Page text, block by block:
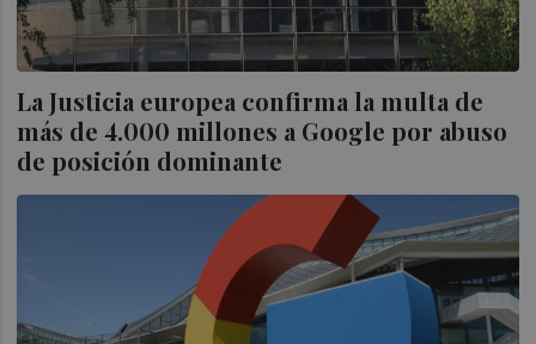
La Justicia europea confirma la multa de
más de 4.000 millones a Google por abuso
de posición dominante